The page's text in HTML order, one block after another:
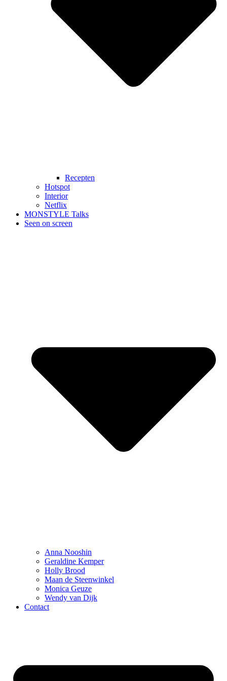
Recepten
Hotspot
Interior
Netflix
MONSTYLE Talks
Seen on screen
Anna Nooshin
Geraldine Kemper
Holly Brood
Maan de Steenwinkel
Monica Geuze
Wendy van Dijk
Contact